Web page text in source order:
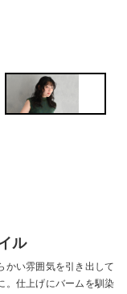
ル
かい雰囲気を引き出して
。仕上げにバームを馴染